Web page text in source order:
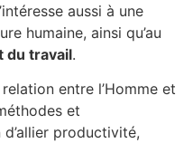
aussi à une
humaine, ainsi qu’au
du travail.
entre l’Homme et
et
productivité,